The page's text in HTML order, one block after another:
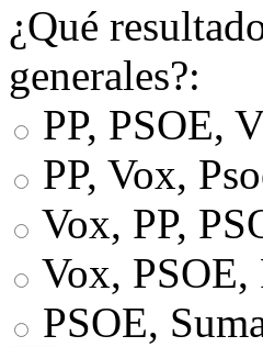
¿Qué
generales?:
PP, PSOE,
PP, Vox,
Vox, PP,
Vox, PSOE,
PSOE,